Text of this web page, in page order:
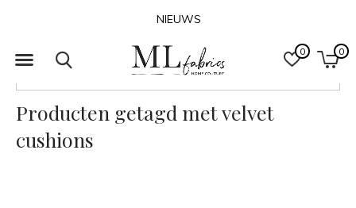
0 0
CONTACT
Producten getagd met velvet
cushions
FILTER